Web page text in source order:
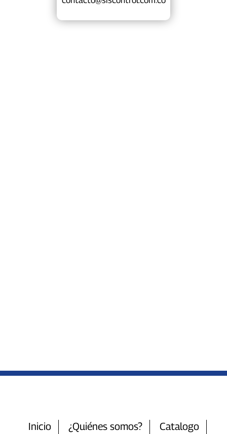
Inicio ¿Quiénes somos?
Catalogo